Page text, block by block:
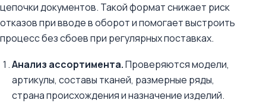
цепочки документов. Такой формат снижает риск
отказов при вводе в оборот и помогает выстроить
процесс без сбоев при регулярных поставках.
Анализ ассортимента.Проверяются модели,
артикулы, составы тканей, размерные ряды,
страна происхождения и назначение изделий.